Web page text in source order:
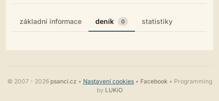
základní informace deník 0 statistiky
© 2007 - 2026 psanci.cz • Nastavení cookies• Facebook • Programming
by LUKiO